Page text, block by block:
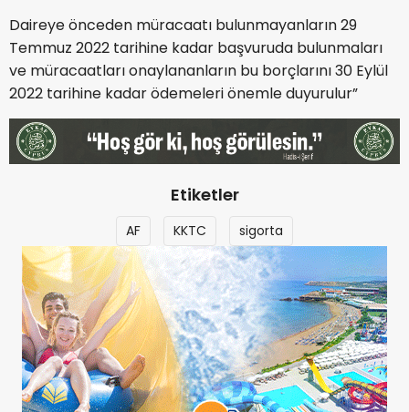
Daireye önceden müracaatı bulunmayanların 29
Temmuz 2022 tarihine kadar başvuruda bulunmaları
ve müracaatları onaylananların bu borçlarını 30 Eylül
2022 tarihine kadar ödemeleri önemle duyurulur”
Etiketler
AF KKTC sigorta